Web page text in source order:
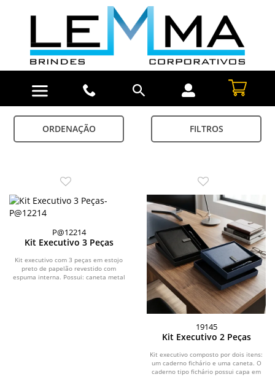
ORDENAÇÃO FILTROS
P@12214
Kit Executivo 3 Peças
Kit executivo com 3 peças em estojo
preto de papelão revestido com
espuma interna. Possui: caneta metal
19145
Kit Executivo 2 Peças
Kit executivo composto por dois itens:
um caderno fichário e uma caneta. O
caderno tipo fichário possui capa em